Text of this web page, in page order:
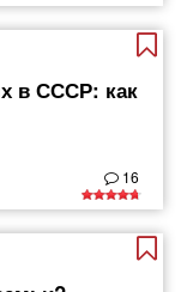
в СССР: как
16